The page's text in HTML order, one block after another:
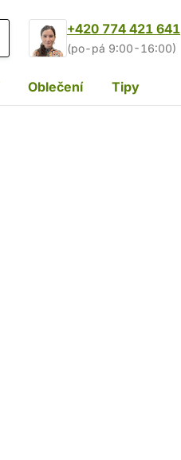
+420 774 421 641
(po-pá 9:00-16:00)
Oblečení Tipy